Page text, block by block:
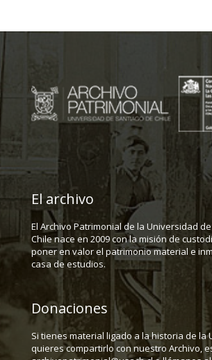
El archivo
El Archivo Patrimonial de la Universidad
Chile nace en 2009 con la misión de
poner en valor el patrimonio material e
casa de estudios.
Donaciones
Si tienes material ligado a la historia de la
quieres compartirlo con nuestro Archivo,